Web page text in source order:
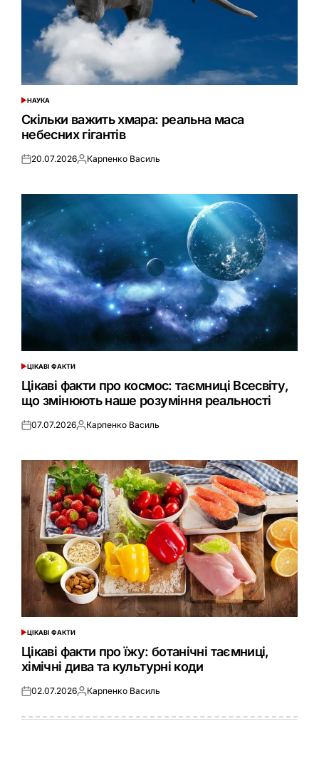
ОПУБЛІКУВАТИ
У
НАУКА
Скільки важить хмара: реальна маса
небесних гігантів
Оприлюднено
20.07.2026Опубліковано
Карпенко Василь
ОПУБЛІКУВАТИ
У
ЦІКАВІ ФАКТИ
Цікаві факти про космос: таємниці Всесвіту,
що змінюють наше розуміння реальності
Оприлюднено
07.07.2026Опубліковано
Карпенко Василь
ОПУБЛІКУВАТИ
У
ЦІКАВІ ФАКТИ
Цікаві факти про їжу: ботанічні таємниці,
хімічні дива та культурні коди
Оприлюднено
02.07.2026Опубліковано
Карпенко Василь